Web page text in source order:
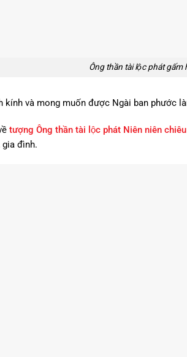
Ông thần tài lộc phát gấm
kính và mong muốn được Ngài ban phước
tượng Ông thần tài lộc phát Niên niên
gia đình.